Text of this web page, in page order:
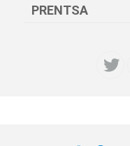
PRENTSA